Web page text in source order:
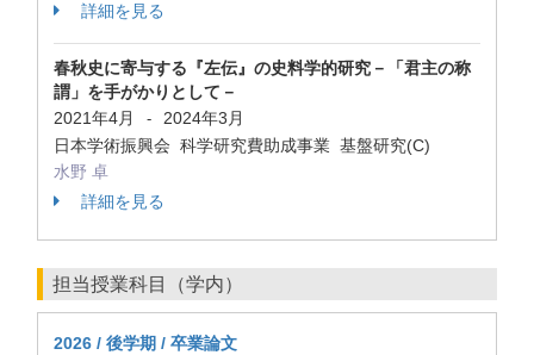
詳細を見る
春秋史に寄与する『左伝』の史料学的研究－「君主の称
謂」を手がかりとして－
2021年4月
-
2024年3月
日本学術振興会 科学研究費助成事業 基盤研究(C)
水野 卓
詳細を見る
担当授業科目（学内）
2026 / 後学期 / 卒業論文